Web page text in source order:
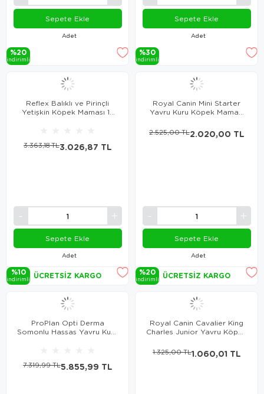
Adet
Sepete Ekle
%20
i̇ndi̇ri̇mli̇
Adet
Sepete Ekle
%30
i̇ndi̇ri̇mli̇
Reflex Balıklı ve Pirinçli
Yetişkin Köpek Maması 15
Adet
3.026,87 TL
3.363,18 TL
Sepete Ekle
%10
i̇ndi̇ri̇mli̇ ÜCRETSIZ KARGO
Royal Canin Mini Starter
Yavru Kuru Köpek Maması
Adet
2.020,00 TL
2.525,00 TL
Sepete Ekle
%20
i̇ndi̇ri̇mli̇ ÜCRETSIZ KARGO
ProPlan Opti Derma
Somonlu Hassas Yavru Kuru
5.855,99 TL
7.319,99 TL
Royal Canin Cavalier King
Charles Junior Yavru Köpek
1.060,01 TL
1.325,00 TL